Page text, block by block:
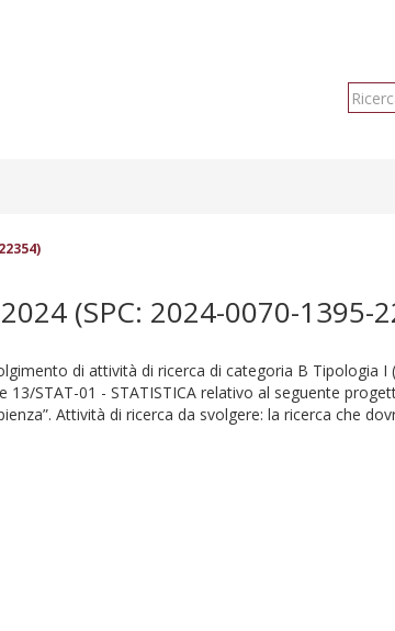
(SPC: 2024-0070-1395-
di attività di ricerca di categoria B Tipologia I
STAT-01 - STATISTICA relativo al seguente
Attività di ricerca da svolgere: la ricerca che